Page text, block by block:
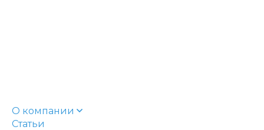
О компании
Статьи